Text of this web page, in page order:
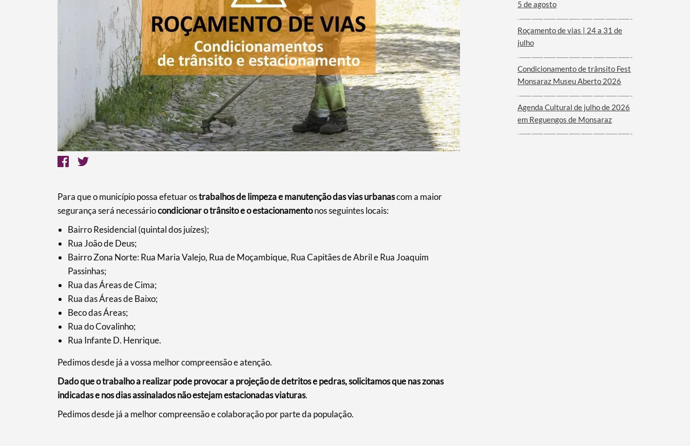
Termo de Pesquisa
Categorias gerais
Filtros
Para que o município possa efetuar ostrabalhos de limpeza e manutenção das vias urbanascom a maior
segurança será necessáriocondicionar o trânsito e o estacionamentonos seguintes locais:
Bairro Residencial (quintal dos juízes);
Rua João de Deus;
Bairro Zona Norte: Rua Maria Valejo, Rua de Moçambique, Rua Capitães de Abril e Rua Joaquim
Passinhas;
Rua das Áreas de Cima;
Rua das Áreas de Baixo;
Beco das Áreas;
Rua do Covalinho;
Rua Infante D. Henrique.
Pedimos desde já a vossa melhor compreensão e atenção.
Dado que o trabalho a realizar pode provocar a projeção de detritos e pedras, solicitamos que nas zonas
indicadas e nos dias assinalados não estejam estacionadas viaturas.
Pedimos desde já a melhor compreensão e colaboração por parte da população.
5 de agosto
Roçamento de vias | 24 a 31 de
julho
Condicionamento de trânsito Fest
Monsaraz Museu Aberto 2026
Agenda Cultural de julho de 2026
em Reguengos de Monsaraz